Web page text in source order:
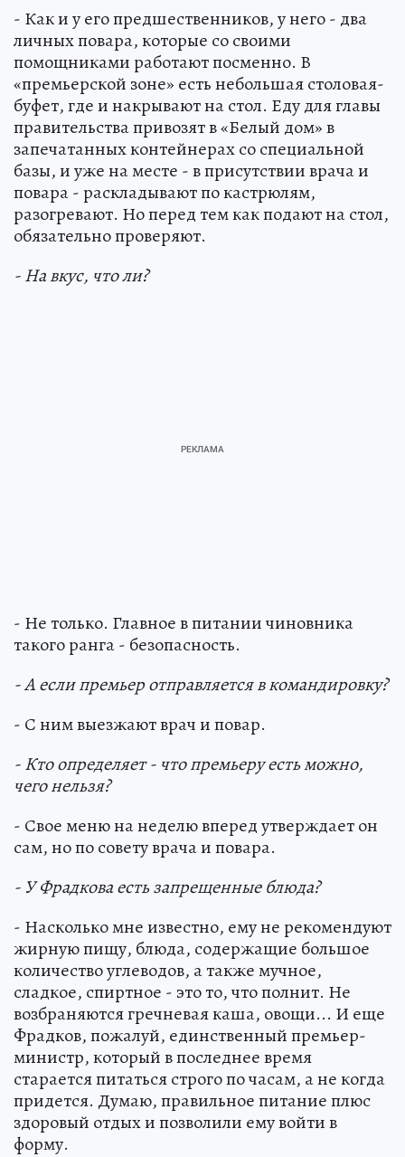
- Как и у его предшественников, у него - два
личных повара, которые со своими
помощниками работают посменно. В
«премьерской зоне» есть небольшая столовая-
буфет, где и накрывают на стол. Еду для главы
правительства привозят в «Белый дом» в
запечатанных контейнерах со специальной
базы, и уже на месте - в присутствии врача и
повара - раскладывают по кастрюлям,
разогревают. Но перед тем как подают на стол,
обязательно проверяют.
- На вкус, что ли?
- Не только. Главное в питании чиновника
такого ранга - безопасность.
- А если премьер отправляется в командировку?
- С ним выезжают врач и повар.
- Кто определяет - что премьеру есть можно,
чего нельзя?
- Свое меню на неделю вперед утверждает он
сам, но по совету врача и повара.
- У Фрадкова есть запрещенные блюда?
- Насколько мне известно, ему не рекомендуют
жирную пищу, блюда, содержащие большое
количество углеводов, а также мучное,
сладкое, спиртное - это то, что полнит. Не
возбраняются гречневая каша, овощи... И еще
Фрадков, пожалуй, единственный премьер-
министр, который в последнее время
старается питаться строго по часам, а не когда
придется. Думаю, правильное питание плюс
здоровый отдых и позволили ему войти в
форму.